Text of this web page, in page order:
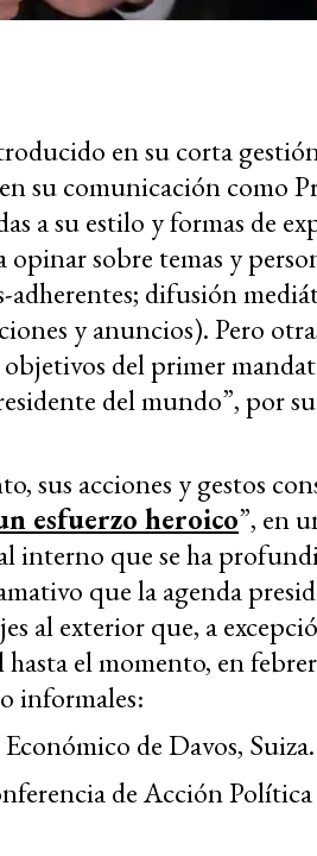
en su corta
su comunicación como
a su estilo y formas de
opinar sobre temas y
adherentes; difusión
y anuncios). Pero
objetivos del primer
del mundo”, por
sus acciones y gestos
esfuerzo heroico”, en
interno que se ha
que la agenda
al exterior que, a
el momento, en
informales:
de Davos, Suiza.
de Acción